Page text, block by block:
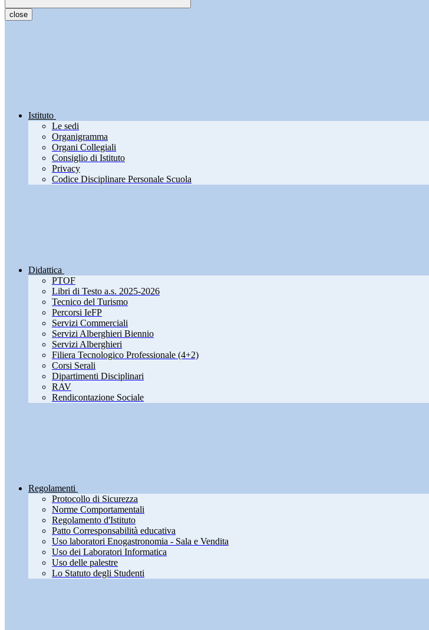
close
Istituto
Le sedi
Organigramma
Organi Collegiali
Consiglio di Istituto
Privacy
Codice Disciplinare Personale Scuola
Didattica
PTOF
Libri di Testo a.s. 2025-2026
Tecnico del Turismo
Percorsi IeFP
Servizi Commerciali
Servizi Alberghieri Biennio
Servizi Alberghieri
Filiera Tecnologico Professionale (4+2)
Corsi Serali
Dipartimenti Disciplinari
RAV
Rendicontazione Sociale
Regolamenti
Protocollo di Sicurezza
Norme Comportamentali
Regolamento d'Istituto
Patto Corresponsabilità educativa
Uso laboratori Enogastronomia - Sala e Vendita
Uso dei Laboratori Informatica
Uso delle palestre
Lo Statuto degli Studenti